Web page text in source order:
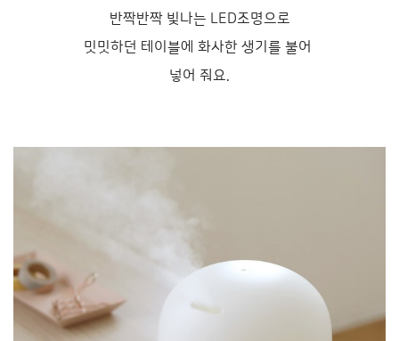
반짝반짝 빛나는 LED조명으로
밋밋하던 테이블에 화사한 생기를 불어
넣어 줘요.